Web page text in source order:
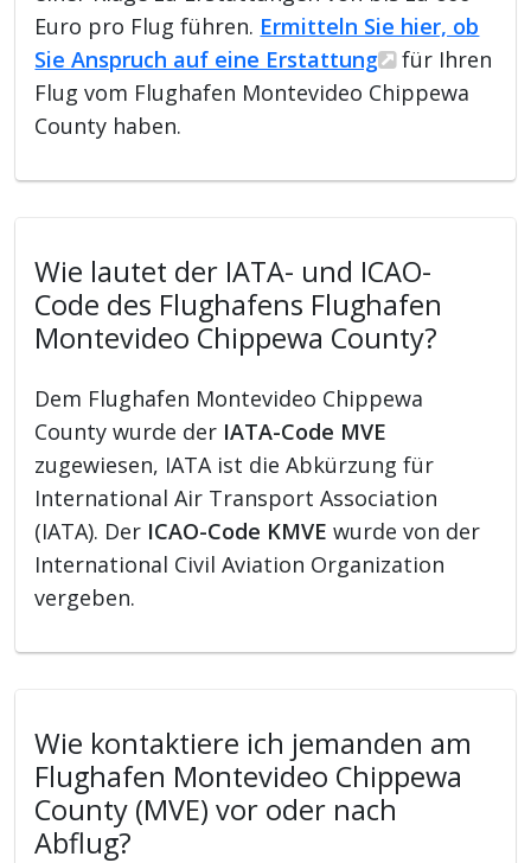
Euro pro Flug führen. Ermitteln Sie hier, ob
Sie Anspruch auf eine Erstattung
für Ihren
Flug vom Flughafen Montevideo Chippewa
County haben.
Wie lautet der IATA- und ICAO-
Code des Flughafens Flughafen
Montevideo Chippewa County?
Dem Flughafen Montevideo Chippewa
County wurde der IATA-Code MVE
zugewiesen, IATA ist die Abkürzung für
International Air Transport Association
(IATA). Der ICAO-Code KMVE wurde von der
International Civil Aviation Organization
vergeben.
Wie kontaktiere ich jemanden am
Flughafen Montevideo Chippewa
County (MVE) vor oder nach
Abflug?